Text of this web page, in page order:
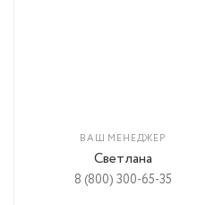
ВАШ МЕНЕДЖЕР
Светлана
8 (800) 300-65-35